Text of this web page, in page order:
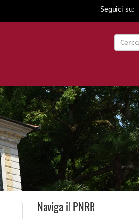
Seguici su:
Form
Naviga il PNRR